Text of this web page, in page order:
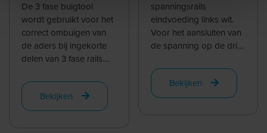
aders
De 3 fase buigtool
wordt gebruikt voor het
correct ombuigen van
de aders bij ingekorte
delen van 3 fase rails.
op maat gemaakt wordt
is het voor een ...
Bekijken
spanningsrails
eindvoeding links wit.
Voor het aansluiten van
de spanning op de drie
koppeling met Nordic
Global ...Bekijken